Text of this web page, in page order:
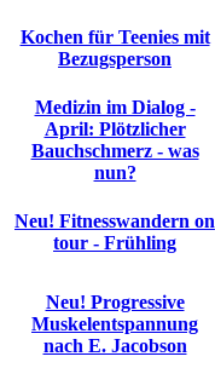
Kochen für Teenies mit
Bezugsperson
Medizin im Dialog -
April: Plötzlicher
Bauchschmerz - was
nun?
Neu! Fitnesswandern on
tour - Frühling
Neu! Progressive
Muskelentspannung
nach E. Jacobson